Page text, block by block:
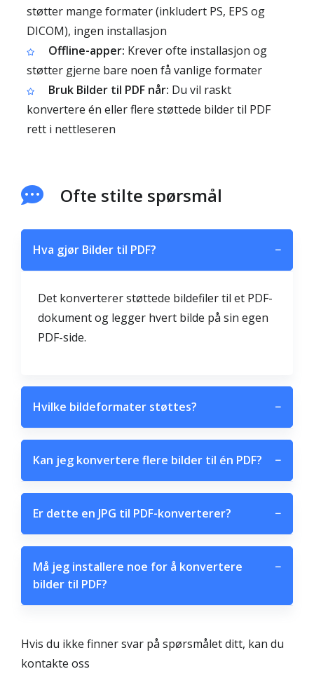
støtter mange formater (inkludert PS, EPS og
DICOM), ingen installasjon
Offline-apper: Krever ofte installasjon og
støtter gjerne bare noen få vanlige formater
Bruk Bilder til PDF når: Du vil raskt
konvertere én eller flere støttede bilder til PDF
rett i nettleseren
Ofte stilte spørsmål
Hva gjør Bilder til PDF? −
Det konverterer støttede bildefiler til et PDF-
dokument og legger hvert bilde på sin egen
PDF-side.
Hvilke bildeformater støttes? −
Kan jeg konvertere flere bilder til én PDF? −
Er dette en JPG til PDF-konverterer? −
Må jeg installere noe for å konvertere
bilder til PDF?
−
Hvis du ikke finner svar på spørsmålet ditt, kan du
kontakte oss